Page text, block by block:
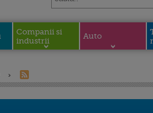
Companii si
industrii
Auto